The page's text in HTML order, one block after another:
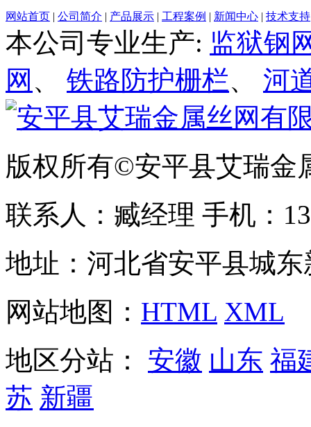
网站首页 | 公司简介 | 产品展示 | 工程案例 | 新闻中心 | 技术支持
本公司专业生产: 监狱钢
网 、 铁路防护栅栏、 河
版权所有©安平县艾瑞金
联系人：臧经理 手机：
地址：河北省安平县城
网站地图： HTML XML
地区分站： 安徽 山东 福
苏 新疆